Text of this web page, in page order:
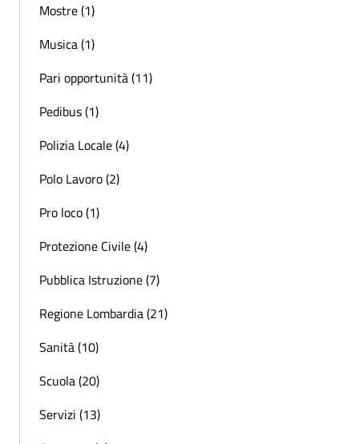
Mostre (1)
Musica (1)
Pari opportunità (11)
Pedibus (1)
Polizia Locale (4)
Polo Lavoro (2)
Pro loco (1)
Protezione Civile (4)
Pubblica Istruzione (7)
Regione Lombardia (21)
Sanità (10)
Scuola (20)
Servizi (13)